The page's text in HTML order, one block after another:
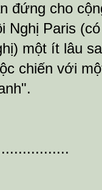
đứng cho
Nghị Paris
một ít lâu
chiến với